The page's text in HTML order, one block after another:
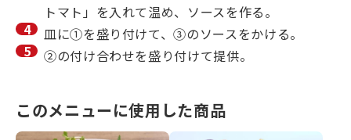
トマト」を入れて温め、ソースを作る。
皿に①を盛り付けて、③のソースをかける。
②の付け合わせを盛り付けて提供。
このメニューに使用した商品